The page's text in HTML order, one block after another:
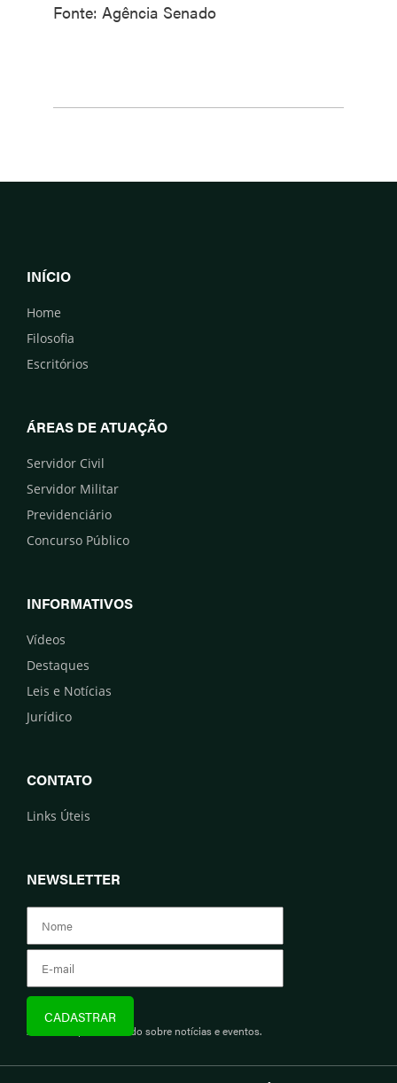
Fonte: Agência Senado
INÍCIO
Home
Filosofia
Escritórios
ÁREAS DE ATUAÇÃO
Servidor Civil
Servidor Militar
Previdenciário
Concurso Público
INFORMATIVOS
Vídeos
Destaques
Leis e Notícias
Jurídico
CONTATO
Links Úteis
NEWSLETTER
Assine e fique informado sobre notícias e eventos.